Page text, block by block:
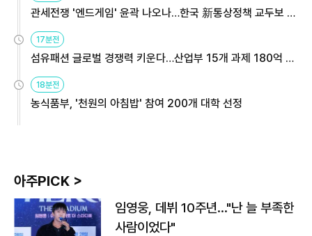
관세전쟁 '엔드게임' 윤곽 나오나…한국 新통상정책 교두보 활
17분전
섬유패션 글로벌 경쟁력 키운다…산업부 15개 과제 180억 지
18분전
농식품부, '천원의 아침밥' 참여 200개 대학 선정
아주PICK >
임영웅, 데뷔 10주년…"난 늘 부족한
사람이었다"